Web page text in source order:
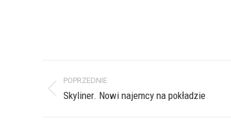
Nawigacja
wpisów
POPRZEDNIE
Poprzedni
Skyliner. Nowi najemcy na pokładzie